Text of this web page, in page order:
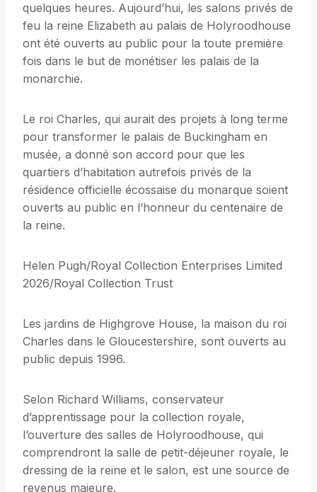
quelques heures. Aujourd’hui, les salons privés de
feu la reine Elizabeth au palais de Holyroodhouse
ont été ouverts au public pour la toute première
fois dans le but de monétiser les palais de la
monarchie.
Le roi Charles, qui aurait des projets à long terme
pour transformer le palais de Buckingham en
musée, a donné son accord pour que les
quartiers d’habitation autrefois privés de la
résidence officielle écossaise du monarque soient
ouverts au public en l’honneur du centenaire de
la reine.
Helen Pugh/Royal Collection Enterprises Limited
2026/Royal Collection Trust
Les jardins de Highgrove House, la maison du roi
Charles dans le Gloucestershire, sont ouverts au
public depuis 1996.
Selon Richard Williams, conservateur
d’apprentissage pour la collection royale,
l’ouverture des salles de Holyroodhouse, qui
comprendront la salle de petit-déjeuner royale, le
dressing de la reine et le salon, est une source de
revenus majeure.